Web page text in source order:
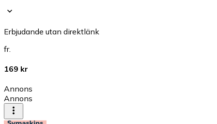
Erbjudande utan direktlänk
fr.
169 kr
Annons
Annons